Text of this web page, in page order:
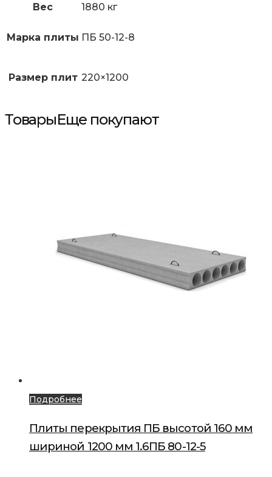
Вес 1880 кг
Марка плиты ПБ 50-12-8
Размер плит 220×1200
ТоварыЕще покупают
Подробнее
Плиты перекрытия ПБ высотой 160 мм
шириной 1200 мм 1.6ПБ 80-12-5